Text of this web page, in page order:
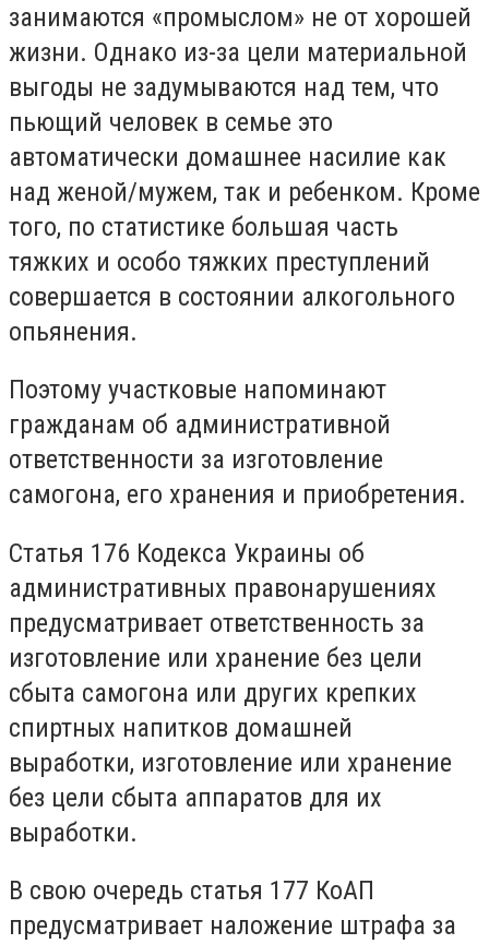
занимаются «промыслом» не от хорошей
жизни. Однако из-за цели материальной
выгоды не задумываются над тем, что
пьющий человек в семье это
автоматически домашнее насилие как
над женой/мужем, так и ребенком. Кроме
того, по статистике большая часть
тяжких и особо тяжких преступлений
совершается в состоянии алкогольного
опьянения.
Поэтому участковые напоминают
гражданам об административной
ответственности за изготовление
самогона, его хранения и приобретения.
Статья 176 Кодекса Украины об
административных правонарушениях
предусматривает ответственность за
изготовление или хранение без цели
сбыта самогона или других крепких
спиртных напитков домашней
выработки, изготовление или хранение
без цели сбыта аппаратов для их
выработки.
В свою очередь статья 177 КоАП
предусматривает наложение штрафа за